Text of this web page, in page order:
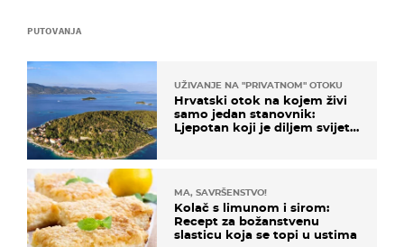
PUTOVANJA
UŽIVANJE NA "PRIVATNOM" OTOKU
Hrvatski otok na kojem živi
samo jedan stanovnik:
Ljepotan koji je diljem svijeta
MA, SAVRŠENSTVO!
Kolač s limunom i sirom:
Recept za božanstvenu
slasticu koja se topi u ustima